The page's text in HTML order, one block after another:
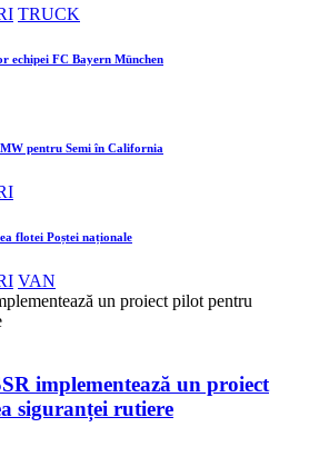
TRUCK
echipei FC Bayern München
pentru Semi în California
flotei Poștei naționale
VAN
un proiect pilot pentru
implementează un proiect
siguranței rutiere